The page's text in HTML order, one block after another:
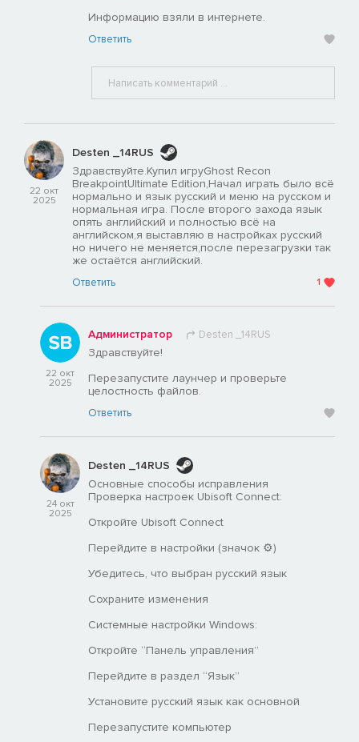
Информацию взяли в интернете.
Ответить
22 окт
2025
Desten _14RUS
Здравствуйте.Купил игруGhost Recon
BreakpointUltimate Edition,Начал играть было всё
нормально и язык русский и меню на русском и
нормальная игра. После второго захода язык
опять английский и полностью всё на
английском,я выставляю в настройках русский
но ничего не меняется,после перезагрузки так
же остаётся английский.
Ответить 1
22 окт
2025
Администратор Desten _14RUS
Здравствуйте!
Перезапустите лаунчер и проверьте
целостность файлов.
Ответить
24 окт
2025
Desten _14RUS
Основные способы исправления
Проверка настроек Ubisoft Connect:
Откройте Ubisoft Connect
Перейдите в настройки (значок ⚙️)
Убедитесь, что выбран русский язык
Сохраните изменения
Системные настройки Windows:
Откройте “Панель управления”
Перейдите в раздел “Язык”
Установите русский язык как основной
Перезапустите компьютер